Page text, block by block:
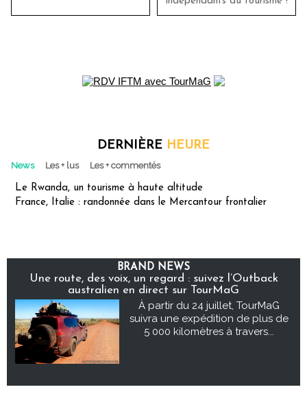
DERNIÈRE HEURE
News Les + lus Les + commentés
Le Rwanda, un tourisme à haute altitude
France, Italie : randonnée dans le Mercantour frontalier
BRAND NEWS
Une route, des voix, un regard : suivez l’Outback
australien en direct sur TourMaG
À partir du 24 juillet, TourMaG
suivra une expédition de plus de
5 000 kilomètres à travers...